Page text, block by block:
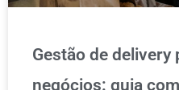
Gestão de delivery
negócios: guia